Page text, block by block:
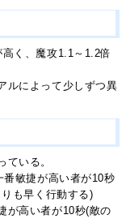
く、魔攻1.1～1.2倍
ルによって少しずつ異
ている。
敏捷が高い者が10秒
も早く行動する)
が高い者が10秒(敵の